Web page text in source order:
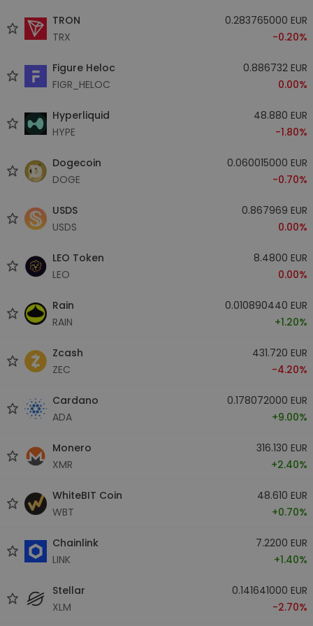
TRON
TRX
0.283765000 EUR
-0.20%
Figure Heloc
FIGR_HELOC
0.886732 EUR
0.00%
Hyperliquid
HYPE
48.880 EUR
-1.80%
Dogecoin
DOGE
0.060015000 EUR
-0.70%
USDS
USDS
0.867969 EUR
0.00%
LEO Token
LEO
8.4800 EUR
0.00%
Rain
RAIN
0.010890440 EUR
+1.20%
Zcash
ZEC
431.720 EUR
-4.20%
Cardano
ADA
0.178072000 EUR
+9.00%
Monero
XMR
316.130 EUR
+2.40%
WhiteBIT Coin
WBT
48.610 EUR
+0.70%
Chainlink
LINK
7.2200 EUR
+1.40%
Stellar
XLM
0.141641000 EUR
-2.70%